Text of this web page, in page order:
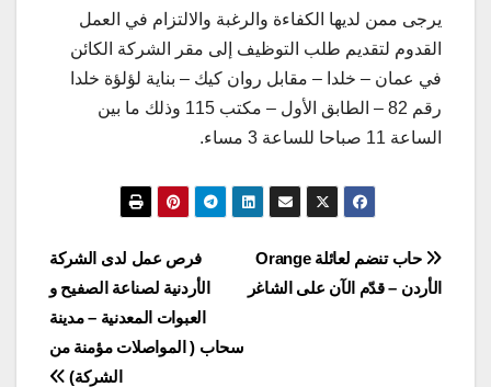
يرجى ممن لديها الكفاءة والرغبة والالتزام في العمل
القدوم لتقديم طلب التوظيف إلى مقر الشركة الكائن
في عمان – خلدا – مقابل روان كيك – بناية لؤلؤة خلدا
رقم 82 – الطابق الأول – مكتب 115 وذلك ما بين
الساعة 11 صباحا للساعة 3 مساء.
تصفّح
المقالات
فرص عمل لدى الشركة
الأردنية لصناعة الصفيح و
العبوات المعدنية – مدينة
سحاب ( المواصلات مؤمنة من
الشركة)
حاب تنضم لعائلة Orange
الأردن – قدّم الآن على الشاغر